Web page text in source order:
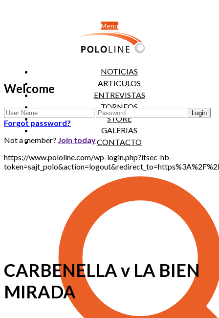
Menu
NOTICIAS
ARTICULOS
ENTREVISTAS
TORNEOS
STORE
GALERIAS
CONTACTO
Welcome
Forgot password?
Not a member? Join today
https://www.pololine.com/wp-login.php?itsec-hb-
CARBENELLA v LA BIEN
MIRADA